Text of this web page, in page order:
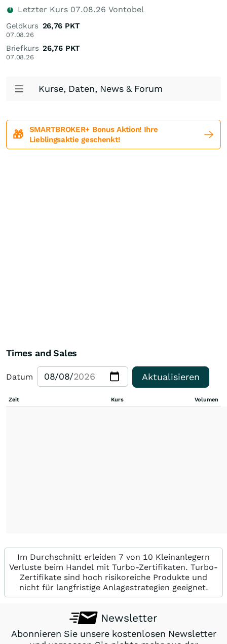
Letzter Kurs 07.08.26 Vontobel
Geldkurs
07.08.26
26,76 PKT
Briefkurs
07.08.26
26,76 PKT
Kurse, Daten, News & Forum
🎁
SMARTBROKER+ Bonus Aktion! Ihre
Lieblingsaktie geschenkt!
Times and Sales
Datum Aktualisieren
Zeit Kurs Volumen
Im Durchschnitt erleiden 7 von 10 Kleinanlegern
Verluste beim Handel mit Turbo-Zertifikaten. Turbo-
Zertifikate sind hoch risikoreiche Produkte und
nicht für langfristige Anlagestrategien geeignet.
Newsletter
Abonnieren Sie unsere kostenlosen Newsletter